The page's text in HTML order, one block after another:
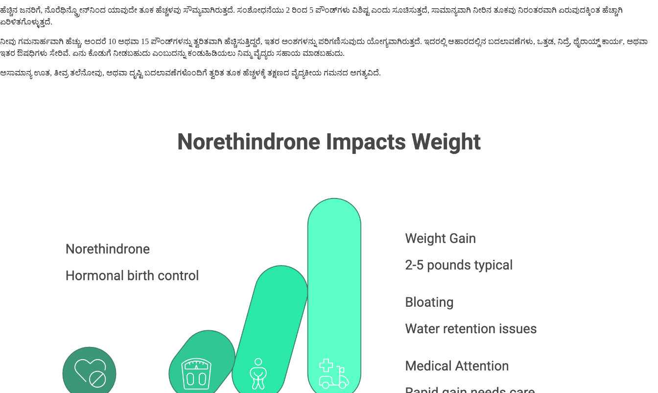
ಹೆಚ್ಚಿನ ಜನರಿಗೆ, ನೊರೆಥಿನ್ಡ್ರೋನ್‌ನಿಂದ ಯಾವುದೇ ತೂಕ ಹೆಚ್ಚಳವು ಸೌಮ್ಯವಾಗಿರುತ್ತದೆ. ಸಂಶೋಧನೆಯು 2 ರಿಂದ 5 ಪೌಂಡ್‌ಗಳು ವಿಶಿಷ್ಟ ಎಂದು ಸೂಚಿಸುತ್ತದೆ, ಸಾಮಾನ್ಯವಾಗಿ ನೀರಿನ ತೂಕವು ನಿರಂತರವಾಗಿ ಏರುವುದಕ್ಕಿಂತ ಹೆಚ್ಚಾಗಿ
ಏರಿಳಿತಗೊಳ್ಳುತ್ತದೆ.
ನೀವು ಗಮನಾರ್ಹವಾಗಿ ಹೆಚ್ಚು, ಅಂದರೆ 10 ಅಥವಾ 15 ಪೌಂಡ್‌ಗಳನ್ನು ತ್ವರಿತವಾಗಿ ಹೆಚ್ಚಿಸುತ್ತಿದ್ದರೆ, ಇತರ ಅಂಶಗಳನ್ನು ಪರಿಗಣಿಸುವುದು ಯೋಗ್ಯವಾಗಿರುತ್ತದೆ. ಇದರಲ್ಲಿ ಆಹಾರದಲ್ಲಿನ ಬದಲಾವಣೆಗಳು, ಒತ್ತಡ, ನಿದ್ರೆ, ಥೈರಾಯ್ಡ್ ಕಾರ್ಯ, ಅಥವಾ
ಇತರ ಔಷಧಿಗಳು ಸೇರಿವೆ. ಏನು ಕೊಡುಗೆ ನೀಡಬಹುದು ಎಂಬುದನ್ನು ಕಂಡುಹಿಡಿಯಲು ನಿಮ್ಮ ವೈದ್ಯರು ಸಹಾಯ ಮಾಡಬಹುದು.
ಅಸಾಮಾನ್ಯ ಊತ, ತೀವ್ರ ತಲೆನೋವು, ಅಥವಾ ದೃಷ್ಟಿ ಬದಲಾವಣೆಗಳೊಂದಿಗೆ ತ್ವರಿತ ತೂಕ ಹೆಚ್ಚಳಕ್ಕೆ ತಕ್ಷಣದ ವೈದ್ಯಕೀಯ ಗಮನದ ಅಗತ್ಯವಿದೆ.